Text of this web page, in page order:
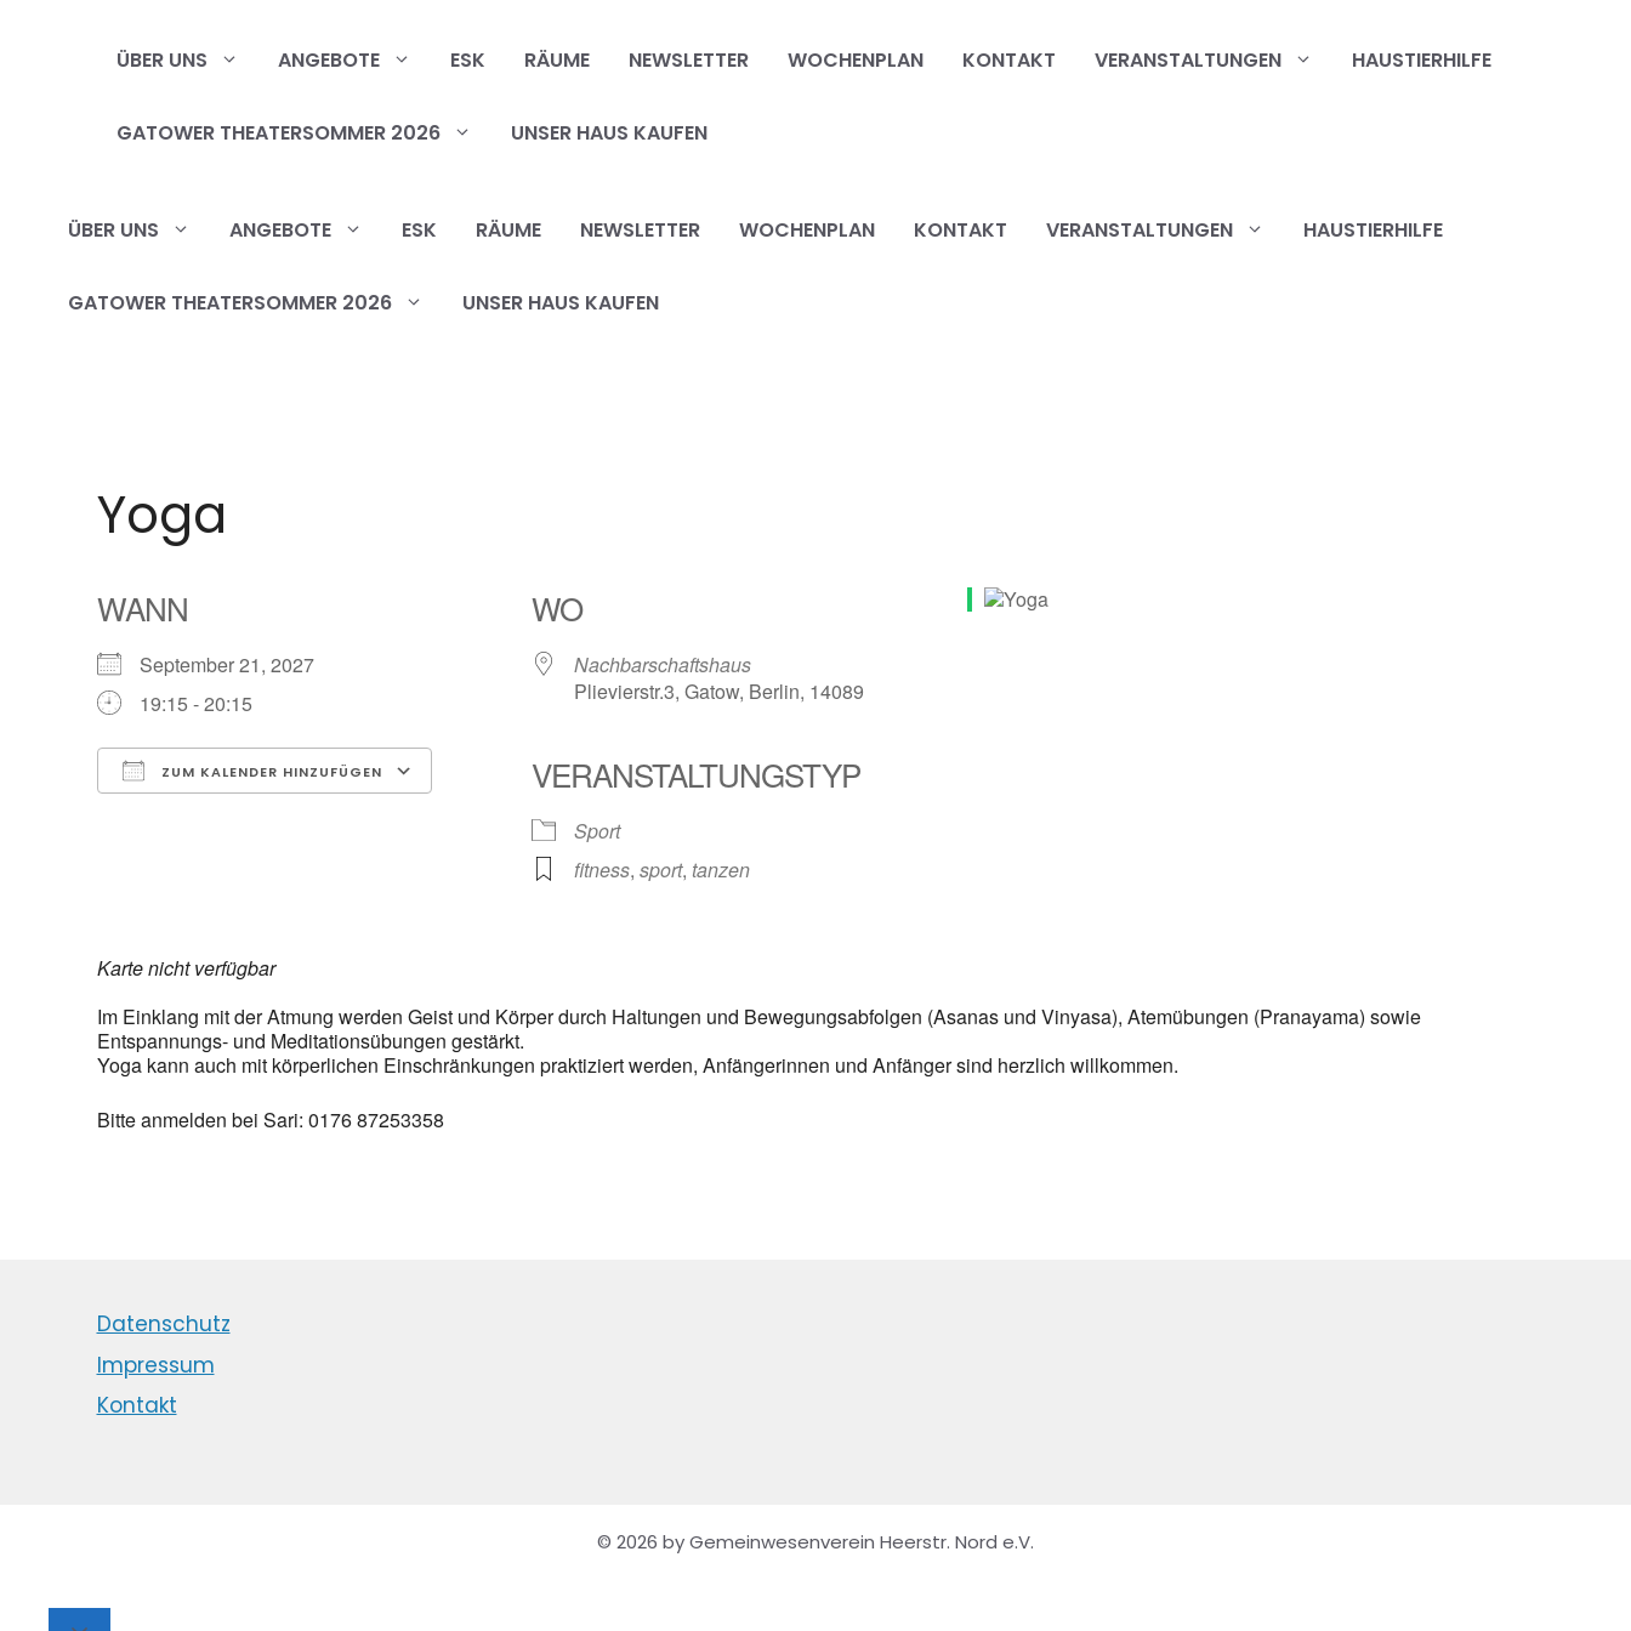
ÜBER UNS ANGEBOTE ESK RÄUME NEWSLETTER WOCHENPLAN KONTAKT VERANSTALTUNGEN HAUSTIERHILFE
GATOWER THEATERSOMMER 2026 UNSER HAUS KAUFEN
ÜBER UNS ANGEBOTE ESK RÄUME NEWSLETTER WOCHENPLAN KONTAKT VERANSTALTUNGEN HAUSTIERHILFE
GATOWER THEATERSOMMER 2026 UNSER HAUS KAUFEN
Yoga
WANN
September 21, 2027
19:15 - 20:15
ZUM KALENDER HINZUFÜGEN
WO
Nachbarschaftshaus
Plievierstr.3, Gatow, Berlin, 14089
VERANSTALTUNGSTYP
Sport
fitness,sport, tanzen
Karte nicht verfügbar
Im Einklang mit der Atmung werden Geist und Körper durch Haltungen und Bewegungsabfolgen (Asanas und Vinyasa), Atemübungen (Pranayama) sowie
Entspannungs- und Meditationsübungen gestärkt.
Yoga kann auch mit körperlichen Einschränkungen praktiziert werden, Anfängerinnen und Anfänger sind herzlich willkommen.
Bitte anmelden bei Sari: 0176 87253358
Datenschutz
Impressum
Kontakt
© 2026 by Gemeinwesenverein Heerstr. Nord e.V.